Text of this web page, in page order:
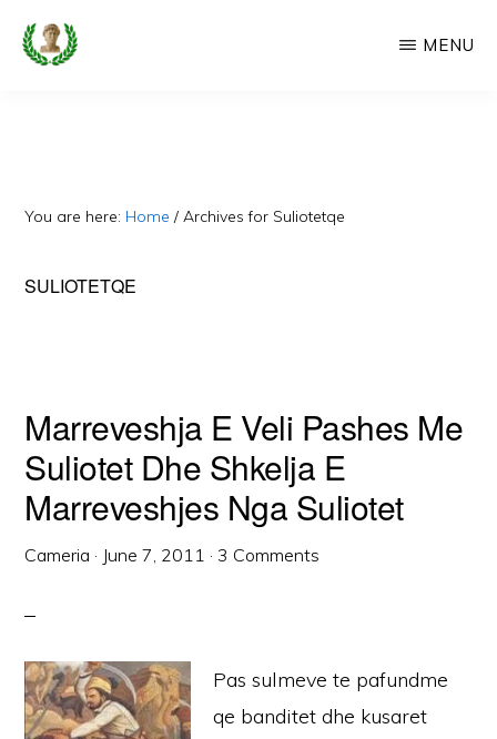
Skip
Faqe
Dedikuar
MENU
You are here: Home / Archives for Suliotetqe
SULIOTETQE
Marreveshja E Veli Pashes Me
Suliotet Dhe Shkelja E
Marreveshjes Nga Suliotet
Cameria · June 7, 2011 · 3 Comments
Pas sulmeve te pafundme
qe banditet dhe kusaret